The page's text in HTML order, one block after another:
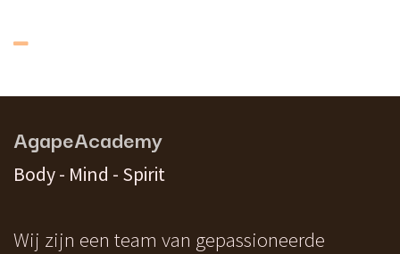
AgapeAcademy
Body - Mind - Spirit
Wij zijn een team van gepassioneerde